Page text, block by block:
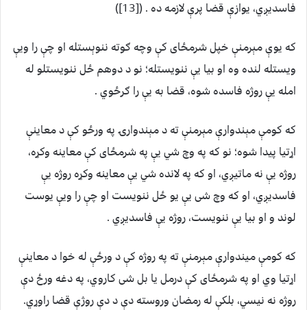
فاسديږي، يوازې قضا پرې لازمه ده . ([13])
که يوې مېرمنې خپل شرمځای کې وچه ګوته ننوېستله او چې را ويې
ويستله لنده وه او بيا يې ننويستله؛ نو د دوهم ځل ننويستلو له
امله يې روژه فاسده شوه، قضا به يې را ګرځوي .
که کومې مېندوارې مېرمنې ته د مېندوارۍ په ورځو کې د معاينې
اړتيا پيدا شوه؛ نو که په وچ شي يې په شرمځای کې معاينه وکړه،
روژه يې نه ماتيږي، او که په لانده شي يې معاينه وکړه روژه يې
فاسديږي، او که وچ شی يې يو ځل ننويست او چې را ويې يوست
لوند و او بيا يې ننويست، روژه يې فاسديږي .
که کومې ميندوارې مېرمنې ته په روژه کې د ورځې له خوا د معاينې
اړتيا وي او په شرمځای کې درمل يا بل شی کاروي، په دغه ورځ دې
روژه نه نيسي، بلکې له رمضان وروسته دې د دې روژې قضا راوړي.